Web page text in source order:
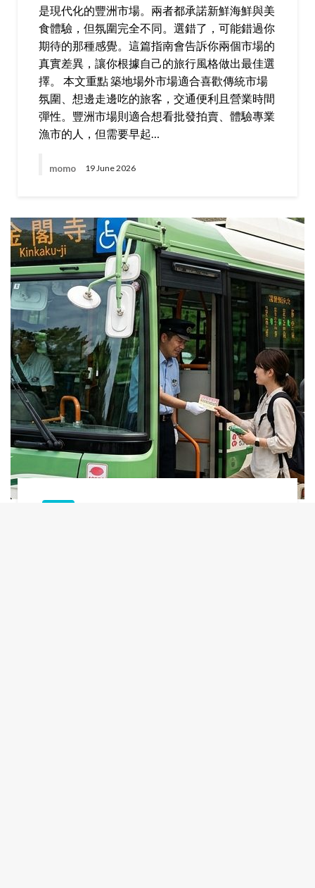
是現代化的豐洲市場。兩者都承諾新鮮海鮮與美
食體驗，但氛圍完全不同。選錯了，可能錯過你
期待的那種感覺。這篇指南會告訴你兩個市場的
真實差異，讓你根據自己的旅行風格做出最佳選
擇。 本文重點 築地場外市場適合喜歡傳統市場
氛圍、想邊走邊吃的旅客，交通便利且營業時間
彈性。豐洲市場則適合想看批發拍賣、體驗專業
漁市的人，但需要早起…
momo 19 June 2026